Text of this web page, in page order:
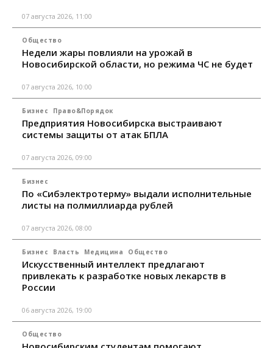
07 августа 2026, 11:00
Общество
Недели жары повлияли на урожай в
Новосибирской области, но режима ЧС не будет
07 августа 2026, 10:00
Бизнес Право&Порядок
Предприятия Новосибирска выстраивают
системы защиты от атак БПЛА
07 августа 2026, 09:00
Бизнес
По «Сибэлектротерму» выдали исполнительные
листы на полмиллиарда рублей
07 августа 2026, 08:00
Бизнес Власть Медицина Общество
Искусственный интеллект предлагают
привлекать к разработке новых лекарств в
России
06 августа 2026, 19:00
Общество